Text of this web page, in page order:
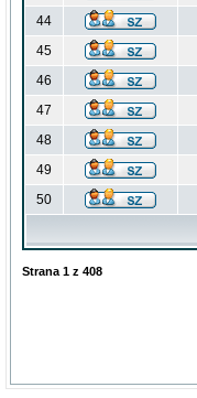
44
45
46
47
48
49
50
Strana 1 z 408